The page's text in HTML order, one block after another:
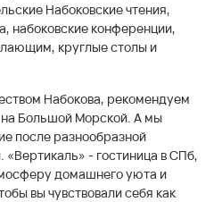
Набоковские чтения,
набоковские конференции,
круглые столы и
Набокова, рекомендуем
на Большой Морской. А мы
после разнообразной
- гостиница в СПб,
домашнего уюта и
вы чувствовали себя как